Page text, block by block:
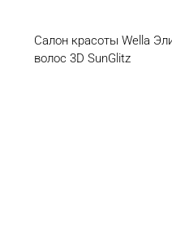
Салон красоты Wella
волос 3D SunGlitz